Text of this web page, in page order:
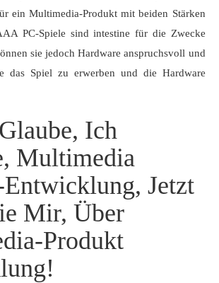
ein Multimedia-Produkt mit beiden Stärken
PC-Spiele sind intestine für die Zwecke
sie jedoch Hardware anspruchsvoll und
das Spiel zu erwerben und die Hardware
Ich
Multimedia
Jetzt
Mir, Über
Produkt